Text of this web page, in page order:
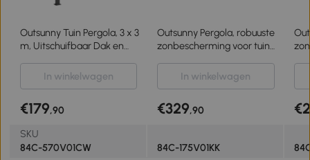
Outsunny Tuin Pergola, 3 x 3
m, Uitschuifbaar Dak en
Tuinpaviljoen, UPF30+,
Metaal, Crèmewit
Outsunny Pergola, robuuste
zonbescherming voor tuin,
en kunststof, UV- en
waterafstotend, Khaki
In winkelwagen In winkelwagen
€179,90 €329,90
SKU
84C-570V01CW
84C-175V01KK